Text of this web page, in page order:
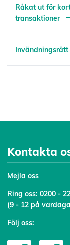
Råkat ut för
transaktioner
Kontakta
Mejla oss
Ring oss: 0200 -
(9 - 12 på
Följ oss: